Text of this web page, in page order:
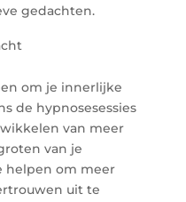
gedachten.
om je innerlijke
de hypnosesessies
van meer
van je
helpen om meer
uit te